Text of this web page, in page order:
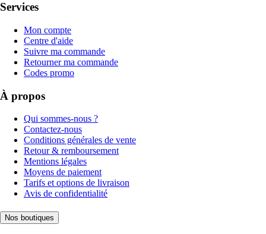
Services
Mon compte
Centre d'aide
Suivre ma commande
Retourner ma commande
Codes promo
À propos
Qui sommes-nous ?
Contactez-nous
Conditions générales de vente
Retour & remboursement
Mentions légales
Moyens de paiement
Tarifs et options de livraison
Avis de confidentialité
Nos boutiques